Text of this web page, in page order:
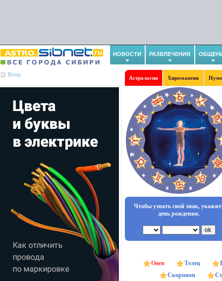
НОВОСТИ РАЗВЛЕЧЕНИЯ
Вход
Астрология Хиромантия
Чтобы узнать свой знак,
день рождения.
Овен Телец
Скорпион